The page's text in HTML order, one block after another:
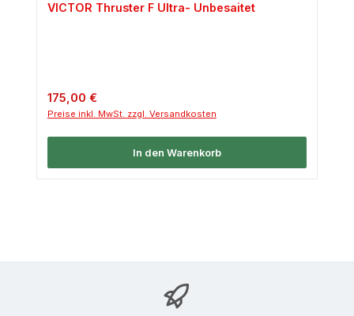
VICTOR Thruster F Ultra- Unbesaitet
Regulärer Preis:
175,00 €
Preise inkl. MwSt. zzgl. Versandkosten
In den Warenkorb